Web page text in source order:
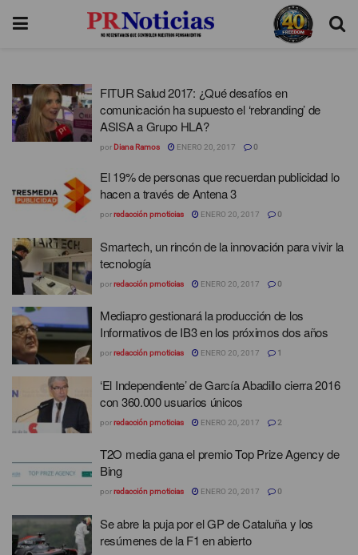
FITUR Salud 2017: ¿Qué desafíos en
comunicación ha supuesto el ‘rebranding’ de
ASISA a Grupo HLA?
por Diana Ramos ENERO 20, 2017 0
El 19% de personas que recuerdan publicidad lo
hacen a través de Antena 3
porredacción prnoticias ENERO 20, 2017 0
Smartech, un rincón de la innovación para vivir la
tecnología
porredacción prnoticias ENERO 20, 2017 0
Mediapro gestionará la producción de los
Informativos de IB3 en los próximos dos años
porredacción prnoticias ENERO 20, 2017 1
‘El Independiente’ de García Abadillo cierra 2016
con 360.000 usuarios únicos
porredacción prnoticias ENERO 20, 2017 2
T2O media gana el premio Top Prize Agency de
Bing
porredacción prnoticias ENERO 20, 2017 0
Se abre la puja por el GP de Cataluña y los
resúmenes de la F1 en abierto